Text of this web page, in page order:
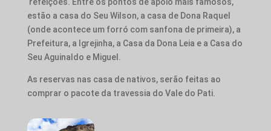
estão a casa do Seu Wilson, a casa de Dona Raquel
(onde acontece um forró com sanfona de primeira), a
Prefeitura, a Igrejinha, a Casa da Dona Leia e a Casa do
Seu Aguinaldo e Miguel.
As reservas nas casa de nativos, serão feitas ao
comprar o pacote da travessia do Vale do Pati.